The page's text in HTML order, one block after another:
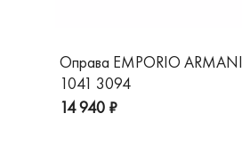
Оправа EMPORIO
1041 3094
14 940 ₽